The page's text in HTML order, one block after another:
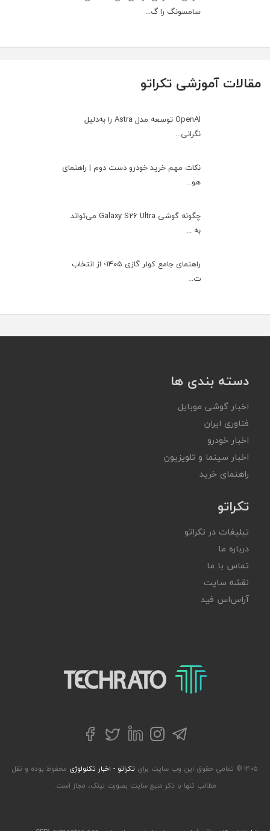
سامسونگ را گ...
مقالات آموزشی تکراتو
OpenAI توسعه مدل Astra را به‌دلیل
نگرانی...
نکات مهم خرید خودرو دست دوم | راهنمای
هو...
چگونه گوشی Galaxy S26 Ultra می‌تواند
به ...
راهنمای جامع کولر گازی ۱۴۰۵؛ از انتخاب
ت...
دسته بندی ها
اخبار گوشی موبایل
فناوری ایران
اخبار خودرو
اخبار سینما و تلویزیون
راهنمای خرید
تکراتو
تبلیغات در تکراتو
درباره ما
تماس با ما
نقشه سایت
آر‌اس‌اس فید
تکراتو – زندگی با تکنولوژی
تلگراماینستاگرام
لینکداینتوییترفیسبوک
۱۴۰۵ © تمامی حقوق این وب سایت برای تکراتو - اخبار تکنولوژی محفوظ بوده و نقل
مطالب تنها با ذکر منبع سایت بصورت لینک، مجاز است.